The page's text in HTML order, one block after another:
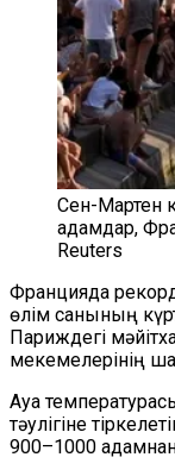
Сен-Мартен
адамдар,
Reuters
Францияда
өлім санының
Париждегі
мекемелерінің
Ауа
тәулігіне
900–1000